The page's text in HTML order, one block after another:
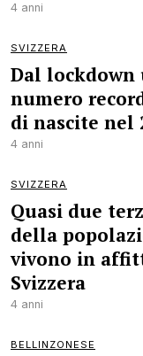
4 anni
SVIZZERA
Dal lockdown
numero
di nascite nel
4 anni
SVIZZERA
Quasi due
della
vivono in
Svizzera
4 anni
BELLINZONESE